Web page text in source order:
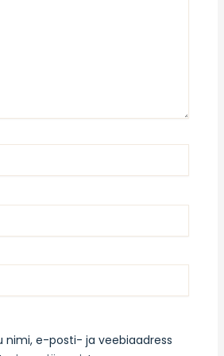
nimi, e-posti- ja veebiaadress